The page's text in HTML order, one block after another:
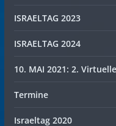
ISRAELTAG 2023
ISRAELTAG 2024
10. MAI 2021: 2.
Termine
Israeltag 2020